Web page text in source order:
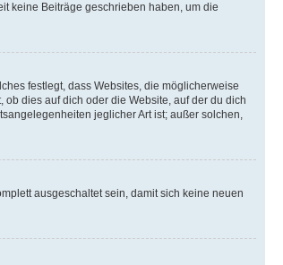
keine Beiträge geschrieben haben, um die
festlegt, dass Websites, die möglicherweise
dies auf dich oder die Website, auf der du dich
jeglicher Art ist; außer solchen,
ausgeschaltet sein, damit sich keine neuen